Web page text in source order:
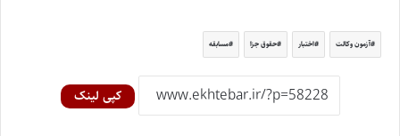
آزمون وکالت اختبار حقوق جزا مسابقه
کپی لینک